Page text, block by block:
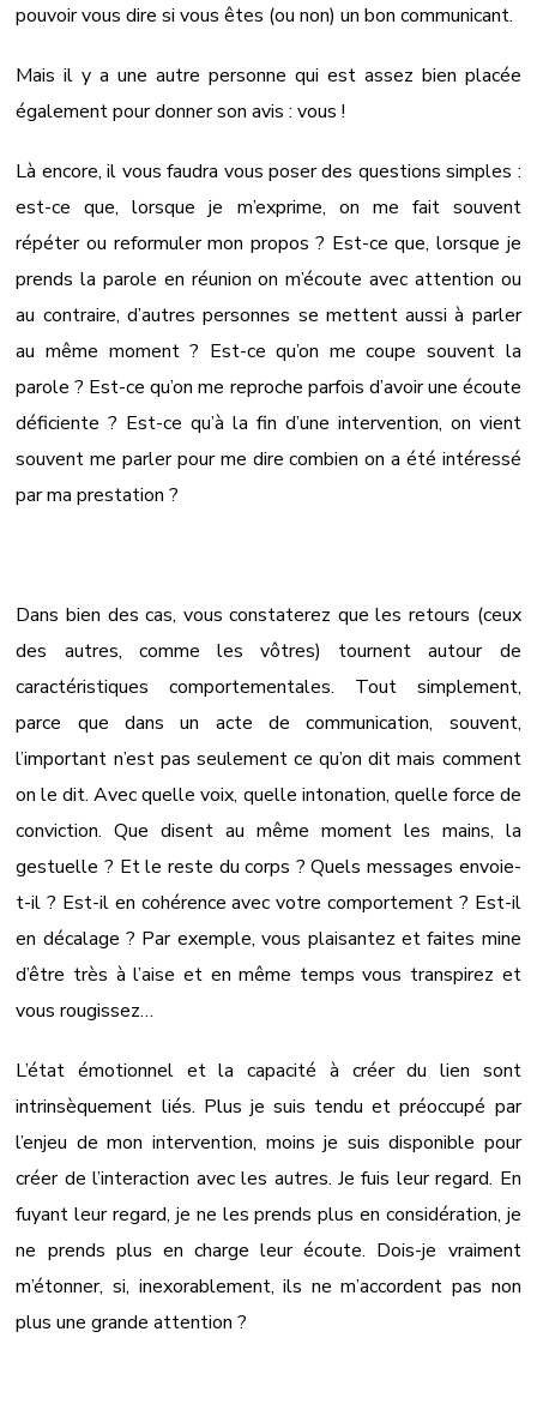
pouvoir vous dire si vous êtes (ou non) un bon communicant.
Mais il y a une autre personne qui est assez bien placée
également pour donner son avis : vous !
Là encore, il vous faudra vous poser des questions simples :
est-ce que, lorsque je m’exprime, on me fait souvent
répéter ou reformuler mon propos ? Est-ce que, lorsque je
prends la parole en réunion on m’écoute avec attention ou
au contraire, d’autres personnes se mettent aussi à parler
au même moment ? Est-ce qu’on me coupe souvent la
parole ? Est-ce qu’on me reproche parfois d’avoir une écoute
déficiente ? Est-ce qu’à la fin d’une intervention, on vient
souvent me parler pour me dire combien on a été intéressé
par ma prestation ?
Dans bien des cas, vous constaterez que les retours (ceux
des autres, comme les vôtres) tournent autour de
caractéristiques comportementales. Tout simplement,
parce que dans un acte de communication, souvent,
l’important n’est pas seulement ce qu’on dit mais comment
on le dit. Avec quelle voix, quelle intonation, quelle force de
conviction. Que disent au même moment les mains, la
gestuelle ? Et le reste du corps ? Quels messages envoie-
t-il ? Est-il en cohérence avec votre comportement ? Est-il
en décalage ? Par exemple, vous plaisantez et faites mine
d’être très à l’aise et en même temps vous transpirez et
vous rougissez…
L’état émotionnel et la capacité à créer du lien sont
intrinsèquement liés. Plus je suis tendu et préoccupé par
l’enjeu de mon intervention, moins je suis disponible pour
créer de l’interaction avec les autres. Je fuis leur regard. En
fuyant leur regard, je ne les prends plus en considération, je
ne prends plus en charge leur écoute. Dois-je vraiment
m’étonner, si, inexorablement, ils ne m’accordent pas non
plus une grande attention ?